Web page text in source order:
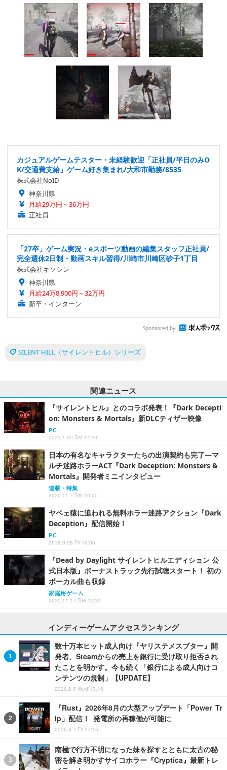
カジュアルゲームテスター・未経験歓迎「正社員/平日のみO
K/交通費支給」ゲーム好き集まれ/大和市勤務/8535
株式会社NoID
神奈川県
月給29万円～36万円
正社員
「27卒」ゲーム実況・eスポーツ動画の編集スタッフ正社員/
完全週休2日制・動画スキル習得/川崎市川崎区砂子1丁目
株式会社キソシン
神奈川県
月給24万8,900円～32万円
新卒・インターン
Sponsored by
SILENT HILL（サイレントヒル）シリーズ
関連ニュース
『サイレントヒル』とのコラボ発表！『Dark Decepti
on: Monsters & Mortals』新DLCティザー映像
PC
2021.1.30 Sat 14:34
日本の有名なキャラクターたちの出演契約も完了―マ
ルチ迷路ホラーACT『Dark Deception: Monsters &
Mortals』開発者ミニインタビュー
連載・特集
2020.11.7 Sat 10:00
ヤベェ猿に追われる無料ホラー迷路アクション『Dark
Deception』配信開始！
PC
2018.9.28 Fri 16:00
『Dead by Daylight サイレントヒルエディション 公
式日本版』ボーナストラック先行試聴スタート！ 初の
ボーカル曲も収録
家庭用ゲーム
2020.11.17 Tue 12:31
インディーゲームアクセスランキング
数十万本ヒット成人向け『ヤリステメスブター』開
発者、Steamからの売上を銀行に受け取り拒否され
たことを明かす。今も続く「銀行による成人向けコ
ンテンツの規制」【UPDATE】
2026.8.5 Wed 13:15
『Rust』2026年8月の大型アップデート「Power Tr
ip」配信！ 発電所の再稼働が可能に
2026.8.7 Fri 17:15
南極で行方不明になった妹を探すとともに太古の秘
密を解き明かすサイコホラー『Cryptica』最新トレ